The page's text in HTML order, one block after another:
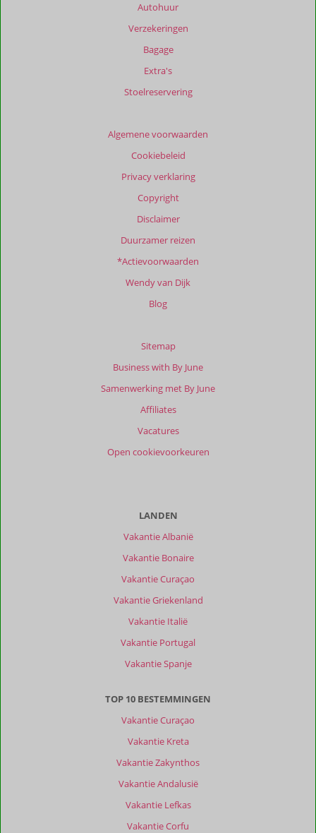
Autohuur
Verzekeringen
Bagage
Extra's
Stoelreservering
Algemene voorwaarden
Cookiebeleid
Privacy verklaring
Copyright
Disclaimer
Duurzamer reizen
*Actievoorwaarden
Wendy van Dijk
Blog
Sitemap
Business with By June
Samenwerking met By June
Affiliates
Vacatures
Open cookievoorkeuren
LANDEN
Vakantie Albanië
Vakantie Bonaire
Vakantie Curaçao
Vakantie Griekenland
Vakantie Italië
Vakantie Portugal
Vakantie Spanje
TOP 10 BESTEMMINGEN
Vakantie Curaçao
Vakantie Kreta
Vakantie Zakynthos
Vakantie Andalusië
Vakantie Lefkas
Vakantie Corfu